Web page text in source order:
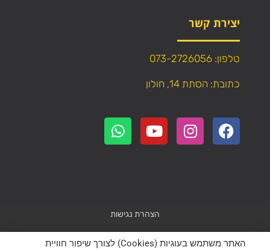
יצירת קשר
טלפון: 073-2726056
כתובת: הסתת 14, חולון
הצהרת נגישות
Powered byWebResult
האתר משתמש בעוגיות (Cookies) לצורך שיפור חוויית